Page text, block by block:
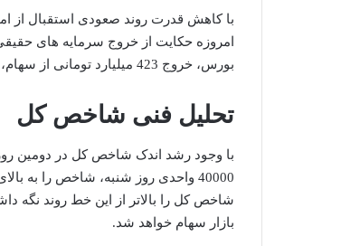
با کاهش قدرت روند صعودی استقبال از
امروزه حکایت از خروج سرمایه های
بورس، خروج 423 میلیارد تومانی از سهام، حق تقدم و صندوق های سرمایه گذاری را به ثبت رساند.
تحلیل فنی شاخص کل
با وجود رشد اندک شاخص کل در دومین روز
40000 واحدی روز شنبه، شاخص را به
شاخص کل را بالاتر از این خط روند نگه
بازار سهام خواهد شد.